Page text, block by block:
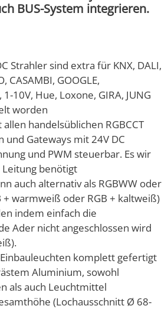
BUS-System integrieren.
Strahler sind extra für KNX, DALI,
CASAMBI, GOOGLE,
1-10V, Hue, Loxone, GIRA, JUNG
worden
handelsüblichen RGBCCT
und Gateways mit 24V DC
und PWM steuerbar. Es wir
benötigt
auch alternativ als RGBWW oder
+ warmweiß oder RGB + kaltweiß)
indem einfach die
Ader nicht angeschlossen wird
komplett gefertigt
Aluminium, sowohl
als auch Leuchtmittel
(Lochausschnitt Ø 68-